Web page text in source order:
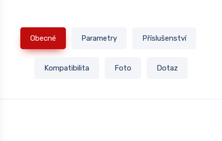
Obecné Parametry Příslušenství
Kompatibilita Foto Dotaz